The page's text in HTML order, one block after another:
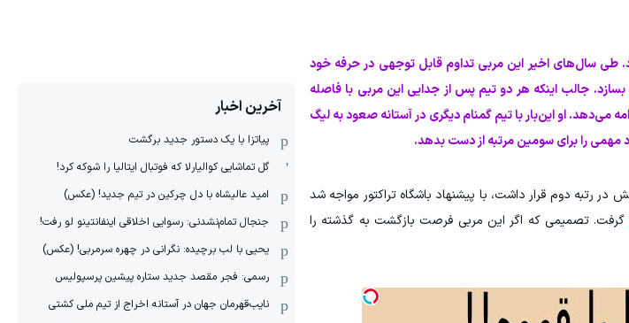
طی سال‌های اخیر این مربی تداوم قابل توجهی در حرفه خود
جالب اینکه هر دو تیم پس از جدایی این مربی با فاصله
می‌دهد. او این‌بار با تیم گمنام دیگری در آستانه صعود به لیگ
مهمی را برای سومین مرتبه از دست بدهد.
رتبه دوم قرار داشت، با پیشنهاد باشگاه تراکتور مواجه شد
گرفت. تصمیمی که اگر این مربی فرصت بازگشت به گذشته را
آخرین اخبار
پیاتزا با یک دستور جدید برگشت
گل تماشایی کوالیارلا که فوتبال ایتالیا را شوکه کرد!
امید عالیشاه با دل چرکین در تیم جدید! (عکس)
جنجال تمام‌نشدنی:‌ رسوایی اخلاقی اینفانتینو لو رفت!
یحیی با لب برچیده: نگرانی در چهره سرمربی! (عکس)
رسمی: فجر مقصد جدید ستاره پیشین پرسپولیس
نایب‌قهرمان جهان در آستانه اخراج از تیم ملی کشتی